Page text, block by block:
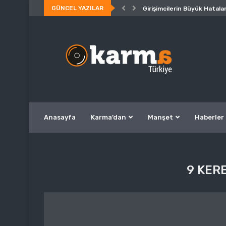
GÜNCEL YAZILAR Girişimcilerin Büyük
Anasayfa Karma’dan Manşet Haberler
9